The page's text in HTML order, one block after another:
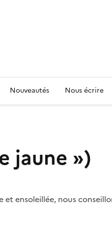
Nouveautés Nous écrire
jaune »)
ensoleillée, nous